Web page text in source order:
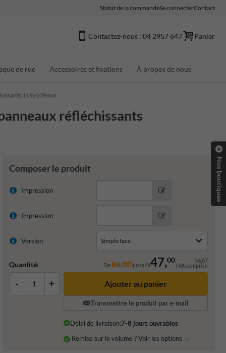
Statut de la commandeSe connecterContact
Contactez-nous : 04 2957 647 Panier
de rue Accessoires et fixations À propos de nous
119x109mm
réfléchissants
Composer le produit
Impression
Impression
Version
Quantité: De86,00 jusqu'à47,00 56,87
TVA comprise
- + Ajouter au panier
Transmettre le produit par e-mail
Délai de livraison:7-8 jours ouvrables
Remise sur le volume ? Voir les options
Nos boutiques